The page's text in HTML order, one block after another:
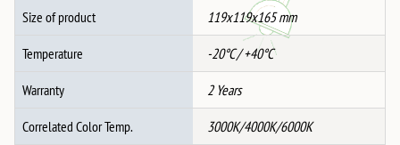
Size of product 119x119x165 mm
Temperature -20°C / +40°C
Warranty 2 Years
Correlated Color Temp. 3000K/4000K/6000K